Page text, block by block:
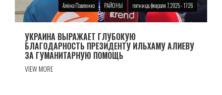
Алёна Павленко РАЙОНЫ пятница, февраля 7, 2025 - 17:26
УКРАИНА ВЫРАЖАЕТ ГЛУБОКУЮ
БЛАГОДАРНОСТЬ ПРЕЗИДЕНТУ ИЛЬХАМУ АЛИЕВУ
ЗА ГУМАНИТАРНУЮ ПОМОЩЬ
VIEW MORE